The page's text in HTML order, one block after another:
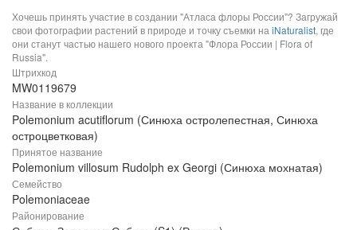
Хочешь принять участие в создании "Атласа флоры России"? Загружай
свои фотографии растений в природе и точку съемки на iNaturalist, где
они станут частью нашего нового проекта "Флора России | Flora of
Russia".
Штрихкод
MW0119679
Название в коллекции
Polemonium acutiflorum (Синюха остролепестная, Синюха
остроцветковая)
Принятое название
Polemonium villosum Rudolph ex Georgi (Синюха мохнатая)
Семейство
Polemoniaceae
Районирование